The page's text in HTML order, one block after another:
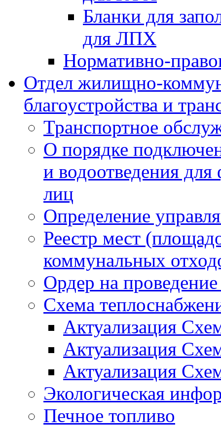
Бланки для
для ЛПХ
Нормативно-
Отдел жилищно-
благоустройства и
Транспортное
О порядке
и водоотведения
лиц
Определение
Реестр мест
коммунальных
Ордер на
Схема
Актуализация
Актуализация
Актуализация
Экологическая
Печное топливо